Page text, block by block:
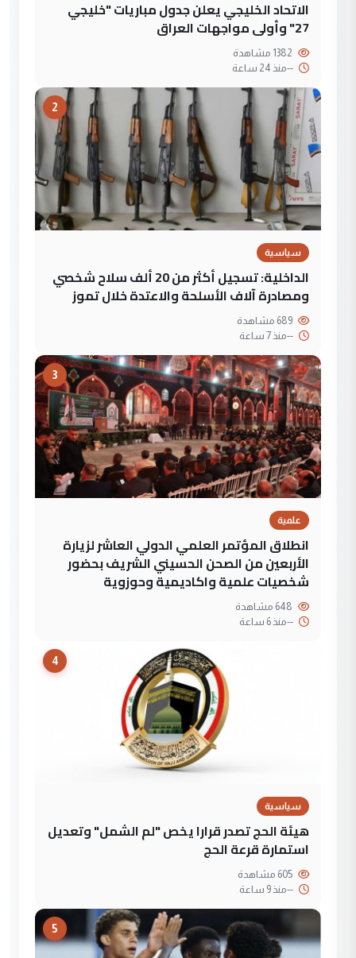
الاتحاد الخليجي يعلن جدول مباريات "خليجي
27" وأولى مواجهات العراق
--منذ 24 ساعة
2
سياسية
الداخلية: تسجيل أكثر من 20 ألف سلاح شخصي
ومصادرة آلاف الأسلحة والاعتدة خلال تموز
--منذ 7 ساعة
3
علمية
انطلاق المؤتمر العلمي الدولي العاشر لزيارة
الأربعين من الصحن الحسيني الشريف بحضور
شخصيات علمية واكاديمية وحوزوية
--منذ 6 ساعة
4
سياسية
هيئة الحج تصدر قرارا يخص "لم الشمل" وتعديل
استمارة قرعة الحج
--منذ 9 ساعة
5